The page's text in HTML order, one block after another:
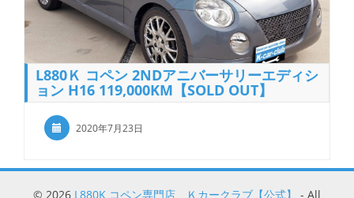
L880Ｋ コペン 2NDアニバーサリーエディシ
ョン H16 119,000KM【SOLD OUT】
2020年7月23日
© 2026 L880K コペン専門店 Ｋカークラブ【公式】 - All